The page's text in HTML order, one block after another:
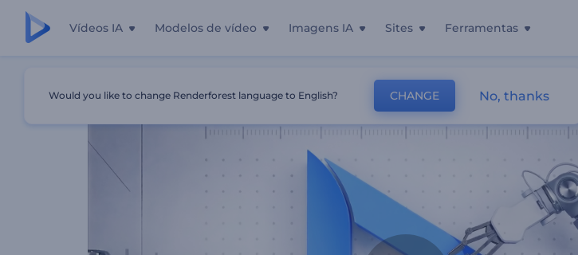
Vídeos IA Modelos de vídeo Imagens IA Sites Ferramentas
Revelação Do Logotipo Do Braço Robótico
Would you like to change Renderforest language to English? CHANGE No, thanks